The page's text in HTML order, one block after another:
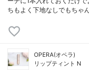
ちもよく下地なしでもちゃ
OPERA(オペラ)
リップティント N